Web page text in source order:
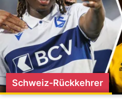
Schweiz-Rückkehrer